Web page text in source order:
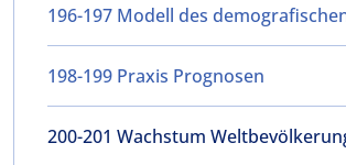
196-197 Modell des
198-199 Praxis Prognosen
200-201 Wachstum